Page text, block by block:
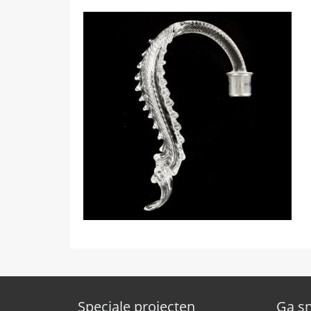
Speciale projecten Ga